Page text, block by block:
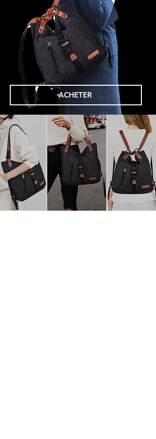
ACHETER